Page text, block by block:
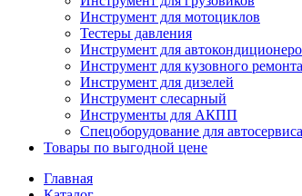
Инструмент для мотоциклов
Тестеры давления
Инструмент для
Инструмент для кузовного ремонта
Инструмент для дизелей
Инструмент слесарный
Инструменты для АКПП
Спецоборудование для автосервиса
Товары по выгодной цене
Главная